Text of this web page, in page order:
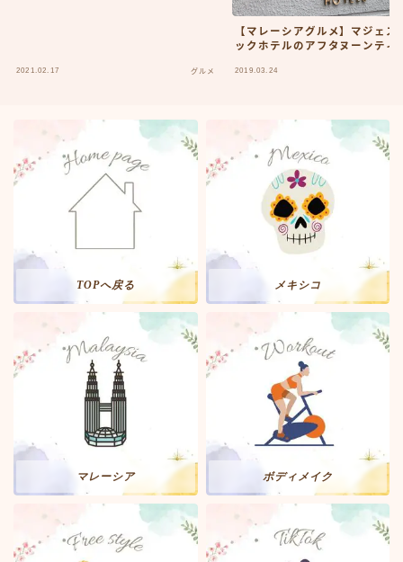
2021.02.17 グルメ
【マレーシアグルメ】マジェス
ックホテルのアフタヌーンティ
2019.03.24
TOPへ戻る メキシコ
マレーシア ボディメイク